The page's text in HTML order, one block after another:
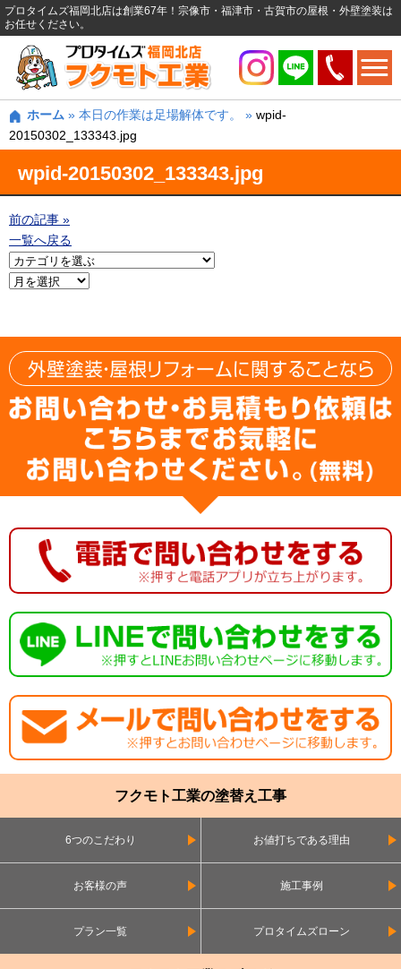
プロタイムズ福岡北店は創業67年！宗像市・福津市・古賀市の屋根・外壁塗装は
お任せください。
ホーム » 本日の作業は足場解体です。 » wpid-
20150302_133343.jpg
wpid-20150302_133343.jpg
前の記事 »
一覧へ戻る
フクモト工業の塗替え工事
6つのこだわり お値打ちである理由
お客様の声 施工事例
プラン一覧 プロタイムズローン